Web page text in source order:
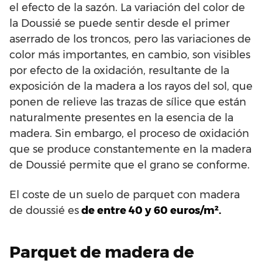
el efecto de la sazón. La variación del color de
la Doussié se puede sentir desde el primer
aserrado de los troncos, pero las variaciones de
color más importantes, en cambio, son visibles
por efecto de la oxidación, resultante de la
exposición de la madera a los rayos del sol, que
ponen de relieve las trazas de sílice que están
naturalmente presentes en la esencia de la
madera. Sin embargo, el proceso de oxidación
que se produce constantemente en la madera
de Doussié permite que el grano se conforme.
El coste de un suelo de parquet con madera
de doussié esde entre 40 y 60 euros/m².
Parquet de madera de